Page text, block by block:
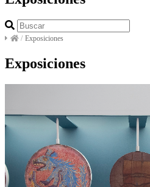
/ Exposiciones
Exposiciones